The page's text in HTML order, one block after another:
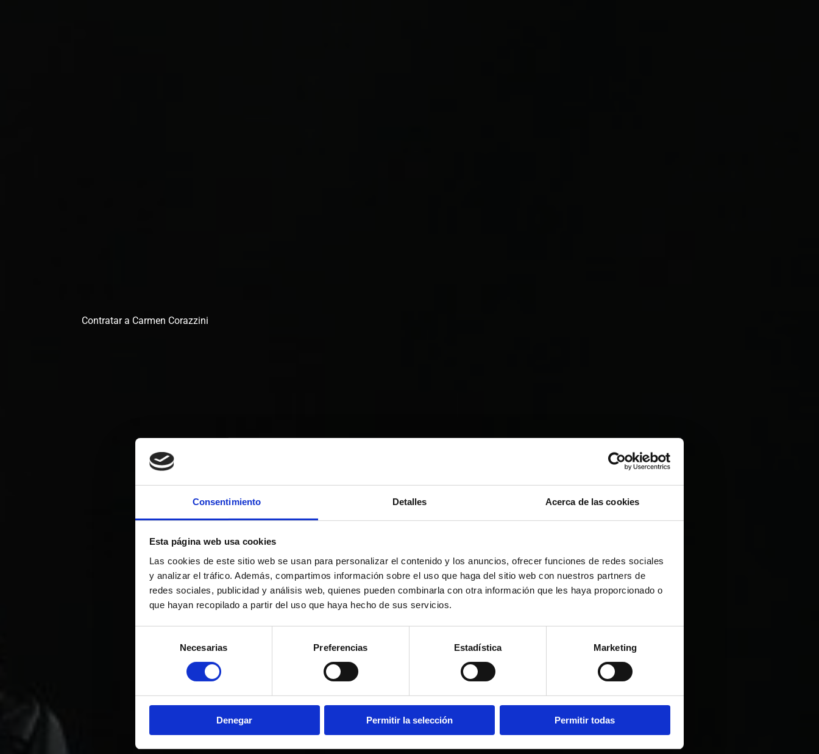
Consentimiento Detalles Acerca de las cookies
Esta página web usa cookies
Las cookies de este sitio web se usan para personalizar el contenido y los anuncios, ofrecer funciones de redes sociales
y analizar el tráfico. Además, compartimos información sobre el uso que haga del sitio web con nuestros partners de
redes sociales, publicidad y análisis web, quienes pueden combinarla con otra información que les haya proporcionado o
que hayan recopilado a partir del uso que haya hecho de sus servicios.
consentimiento
Necesarias Preferencias Estadística Marketing
Denegar Permitir la selección Permitir todas
Contratar a Carmen Corazzini